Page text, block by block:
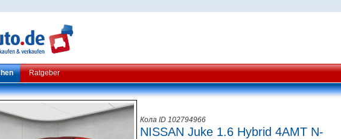
Ratgeber
Кола ID 102794966
NISSAN Juke 1.6 Hybrid 4AMT N-